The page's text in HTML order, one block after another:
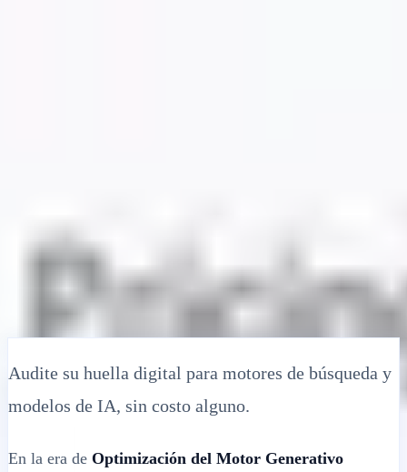
para sitios web: Verifique la puntuación
de salud y corrija errores técnicos
•Fecha inválida
5 Minleer
Audite su huella digital para motores de búsqueda y
modelos de IA, sin costo alguno.
En la era de Optimización del Motor Generativo